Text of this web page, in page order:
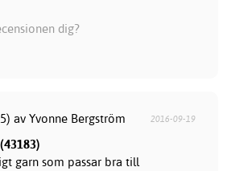
dig?
av Yvonne Bergström 2016-09-19
garn som passar bra till